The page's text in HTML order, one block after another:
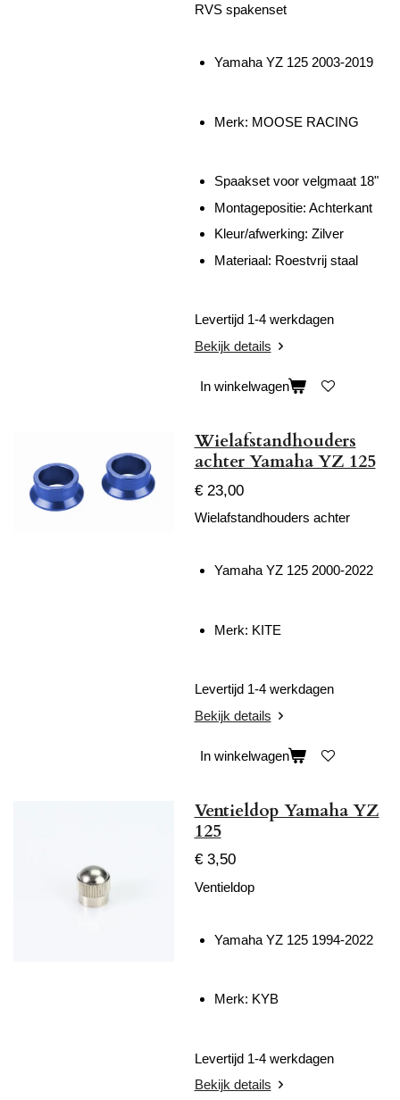
RVS spakenset
Yamaha YZ 125 2003-2019
Merk: MOOSE RACING
Spaakset voor velgmaat 18"
Montagepositie: Achterkant
Kleur/afwerking: Zilver
Materiaal: Roestvrij staal
Levertijd 1-4 werkdagen
Bekijk details
In winkelwagen
Wielafstandhouders
achter Yamaha YZ 125
€ 23,00
Wielafstandhouders achter
Yamaha YZ 125 2000-2022
Merk: KITE
Levertijd 1-4 werkdagen
Bekijk details
In winkelwagen
Ventieldop Yamaha YZ
125
€ 3,50
Ventieldop
Yamaha YZ 125 1994-2022
Merk: KYB
Levertijd 1-4 werkdagen
Bekijk details